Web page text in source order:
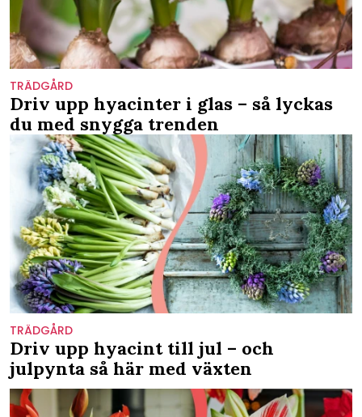
TRÄDGÅRD
Driv upp hyacinter i glas – så lyckas
du med snygga trenden
TRÄDGÅRD
Driv upp hyacint till jul – och
julpynta så här med växten